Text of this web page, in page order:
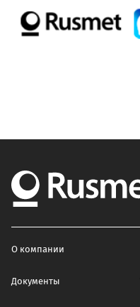
О компании
Документы